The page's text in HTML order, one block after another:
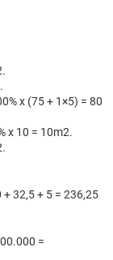
x (75 + 1×5) = 80
x 10 = 10m2.
+ 32,5 + 5 = 236,25
=